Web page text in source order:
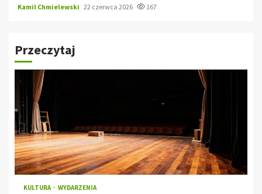
Kamil Chmielewski 22 czerwca 2026 167
Przeczytaj
KULTURA WYDARZENIA